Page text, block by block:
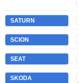
SATURN
SCION
SEAT
SKODA